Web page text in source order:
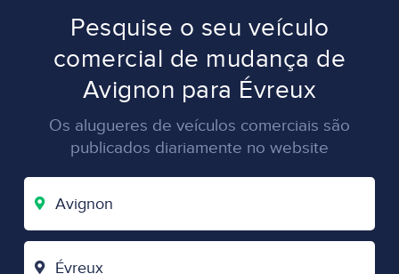
Pesquise o seu veículo
comercial de mudança de
Avignon para Évreux
Os alugueres de veículos comerciais são
publicados diariamente no website